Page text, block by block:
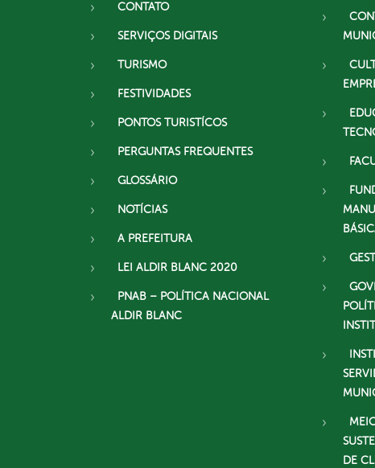
CONTATO
SERVIÇOS DIGITAIS
TURISMO
FESTIVIDADES
PONTOS TURISTÍCOS
PERGUNTAS FREQUENTES
GLOSSÁRIO
NOTÍCIAS
A PREFEITURA
LEI ALDIR BLANC 2020
PNAB – POLÍTICA NACIONAL
ALDIR BLANC
DE